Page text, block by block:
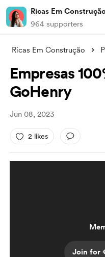
Ricas Em
964 supporters
Ricas Em Construção
Empresas
GoHenry
Jun 08, 2023
2 likes
Join for